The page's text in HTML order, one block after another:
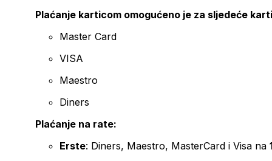
Plaćanje karticom omogućeno je za sljedeće
Master Card
VISA
Maestro
Diners
Plaćanje na rate:
Erste: Diners, Maestro, MasterCard i Visa na